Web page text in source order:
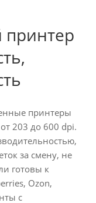
принтеры
203 до 600 dpi.
за смену, не
готовы к
Ozon,
с